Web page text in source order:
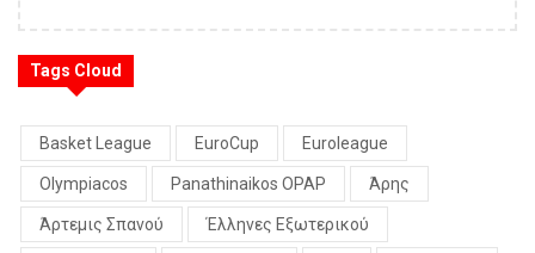
Tags Cloud
Basket League EuroCup Euroleague
Olympiacos Panathinaikos OPAP Άρης
Άρτεμις Σπανού Έλληνες Εξωτερικού